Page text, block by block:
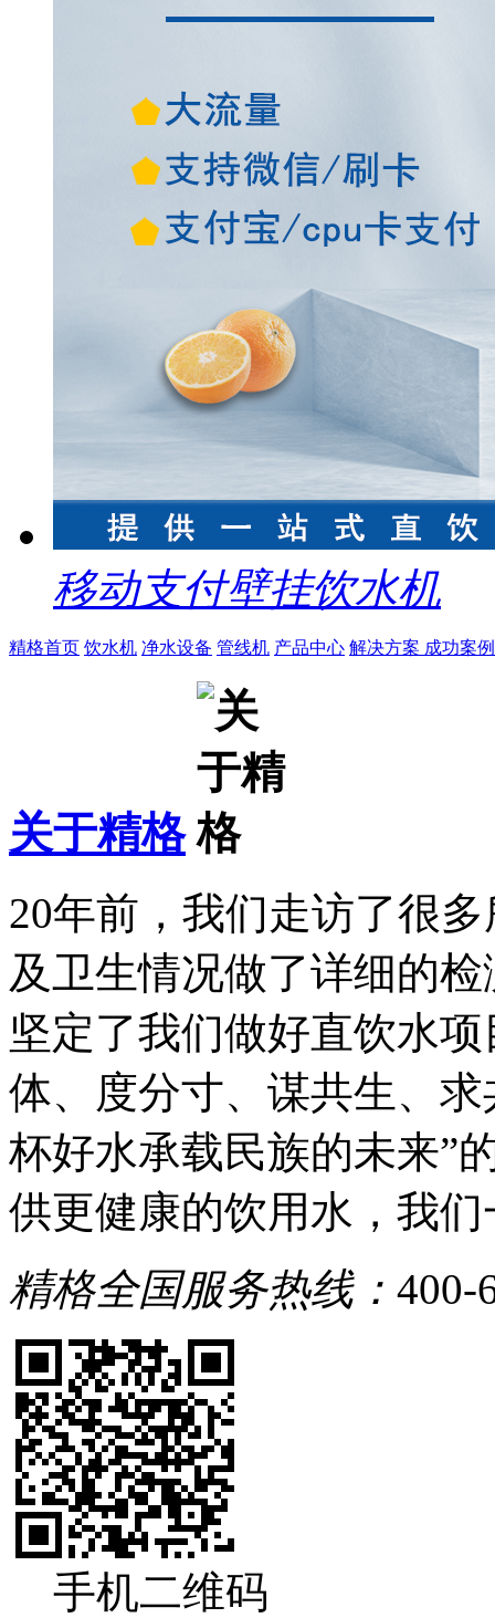
移动支付壁挂饮水机
精格首页 饮水机 净水设备 管线机 产品中心 解决方案 成功案例
关于精格
20年前，我们走访了很
及卫生情况做了详细的
坚定了我们做好直饮水
体、度分寸、谋共生、
杯好水承载民族的未来”
供更健康的饮用水，我
精格全国服务热线： 400-
手机二维码